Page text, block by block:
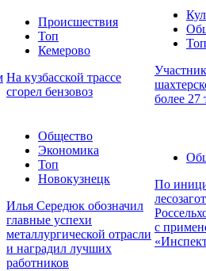
Происшествия
Топ
Кемерово
На кузбасской трассе
сгорел бензовоз
Топ
более 27
Общество
Экономика
Топ
Новокузнецк
Илья Середюк обозначил
главные успехи
металлургической отрасли
и наградил лучших
работников
По
с